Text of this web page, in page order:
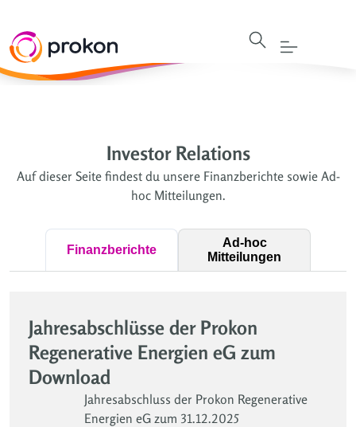
Investor Relations
Auf dieser Seite findest du unsere Finanzberichte sowie Ad-
hoc Mitteilungen.
Finanzberichte
Ad-hoc
Mitteilungen
Jahresabschlüsse der Prokon
Regenerative Energien eG zum
Download
Jahresabschluss der Prokon Regenerative
Energien eG zum 31.12.2025